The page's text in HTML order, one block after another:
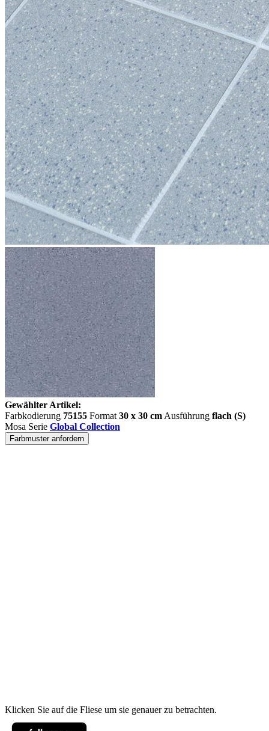
Gewählter Artikel:
Farbkodierung 75155 Format 30 x 30 cm Ausführung flach (S)
Mosa Serie Global Collection
Farbmuster anfordern
Klicken Sie auf die Fliese um sie genauer zu betrachten.